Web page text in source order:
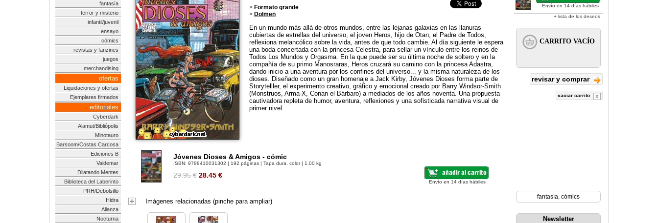
fantasía
terror y misterio
infantil/juvenil
ensayo
cómics
revistas y fanzines
juegos
merchandising
ofertas
Liquidaciones y ofertas
Ejemplares firmados
editoriales
Cyberdark
Alamut/Bibliópolis
Minotauro
Barsoom/Costas Carcosa
Ediciones B
Valdemar
Dilatando Mentes
Biblioteca del Laberinto
PRH/Debolsillo
Hidra
Alianza
Nocturna
> Formato grande
> Dolmen
En un mundo más allá de otros mundos, entre las lejanas galaxias en las llanuras
cubiertas de estrellas del universo, el joven Heros, hijo de Otan, el Padre de Todos,
reflexiona melancólico sobre la vida, antes de que todo cambie. Al día siguiente le espera
una boda concertada con la princesa Celestra, para sellar un vínculo entre los reinos de
Todos Los Mundos y Orgasma. En la que puede ser su última noche de soltero y en la
compañía de su primo Manosraras, Heros cruzará su camino con la princesa Adastra,
dando inicio a una aventura por los confines del universo... y la misma naturaleza de los
dioses. Diseñado como un gran homenaje a Jack Kirby, Jóvenes Dioses forma parte de
Storytelller, el experimento creativo, gráfico y emocional creado por Barry Windsor-Smith
(Monstruos, Arma-X, Conan el Bárbaro) a mediados de los años noventa. Una propuesta
cautivadora repleta de humor, aventura, reflexiones y una sofisticada narrativa visual de
primer nivel.
Jóvenes Dioses & Amigos - cómic
ISBN: 9788410031302 | 192 páginas | Tapa dura, color | 1.00 kg
29.95 € 28.45 €
Envío en 14 días hábiles
Imágenes relacionadas (pinche para ampliar)
Envío en 14 días hábiles
+ lista de los deseos
revisar y comprar
vaciar carrito
fantasía, cómics
Newsletter